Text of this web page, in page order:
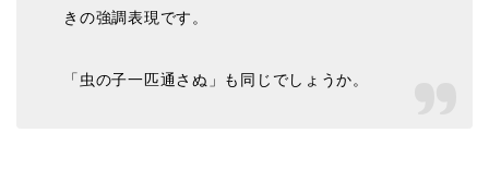
きの強調表現です。
「虫の子一匹通さぬ」も同じでしょうか。